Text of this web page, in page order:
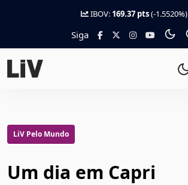
IBOV: 169.37 pts(-1.5520%)
Siga
LiV Pelo Mundo
Um dia em Capri